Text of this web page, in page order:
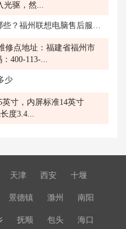
光驱，然...
联想电脑售后服务网点地址查询
修点地址：福建省福州市
400-113-...
少
寸，内屏标准14英寸
度3.4...
天津 西安 十堰
景德镇 滁州 南阳
抚顺 包头 海口